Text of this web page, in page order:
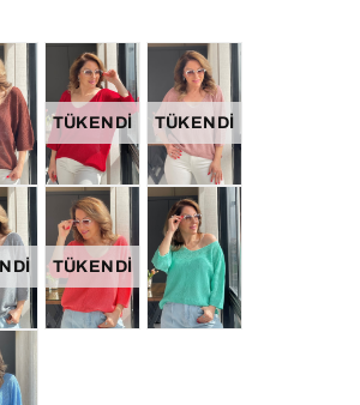
TÜKENDI TÜKENDI
TÜKENDI